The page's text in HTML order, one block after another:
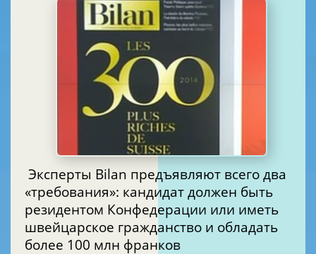
Эксперты Bilan предъявляют всего два
«требования»: кандидат должен быть
резидентом Конфедерации или иметь
швейцарское гражданство и обладать
более 100 млн франков